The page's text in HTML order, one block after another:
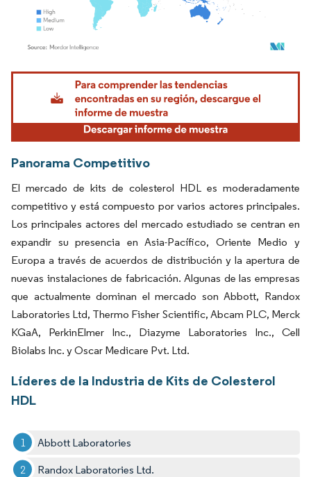
Imagen © Mordor Intelligence. El uso requiere atribución según CC BY 4.0.
Panorama Competitivo
El mercado de kits de colesterol HDL es moderadamente
competitivo y está compuesto por varios actores principales.
Los principales actores del mercado estudiado se centran en
expandir su presencia en Asia-Pacífico, Oriente Medio y
Europa a través de acuerdos de distribución y la apertura de
nuevas instalaciones de fabricación. Algunas de las empresas
que actualmente dominan el mercado son Abbott, Randox
Laboratories Ltd, Thermo Fisher Scientific, Abcam PLC, Merck
KGaA, PerkinElmer Inc., Diazyme Laboratories Inc., Cell
Biolabs Inc. y Oscar Medicare Pvt. Ltd.
Líderes de la Industria de Kits de Colesterol
HDL
Abbott Laboratories
Randox Laboratories Ltd.